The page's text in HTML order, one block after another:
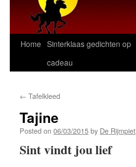
Home Sinterklaas gedichten op
cadeau
← Tafelkleed
Tajine
Posted on 06/03/2015by De Rijmpiet
Sint vindt jou lief